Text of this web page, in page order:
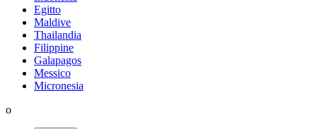
Egitto
Maldive
Thailandia
Filippine
Galapagos
Messico
Micronesia
o